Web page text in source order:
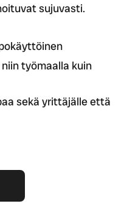
sujuvasti.
työmaalla kuin
sekä yrittäjälle että